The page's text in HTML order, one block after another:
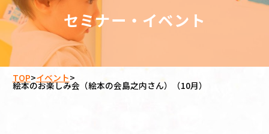
セミナー・イベント
TOP>イベント>
絵本のお楽しみ会（絵本の会島之内さん）（10月）